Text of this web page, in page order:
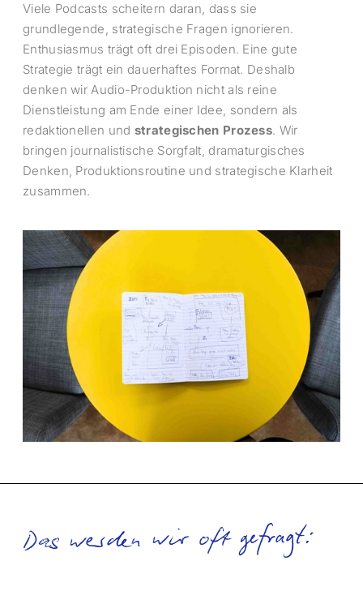
Viele Podcasts scheitern daran, dass sie
grundlegende, strategische Fragen ignorieren.
Enthusiasmus trägt oft drei Episoden. Eine gute
Strategie trägt ein dauerhaftes Format. Deshalb
denken wir Audio-Produktion nicht als reine
Dienstleistung am Ende einer Idee, sondern als
redaktionellen und strategischen Prozess. Wir
bringen journalistische Sorgfalt, dramaturgisches
Denken, Produktionsroutine und strategische Klarheit
zusammen.
Das werden wir oft gefragt: